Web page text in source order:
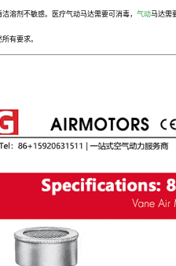
溶剂不敏感。医疗气动马达需要可消毒， 气动马达需
有要求。